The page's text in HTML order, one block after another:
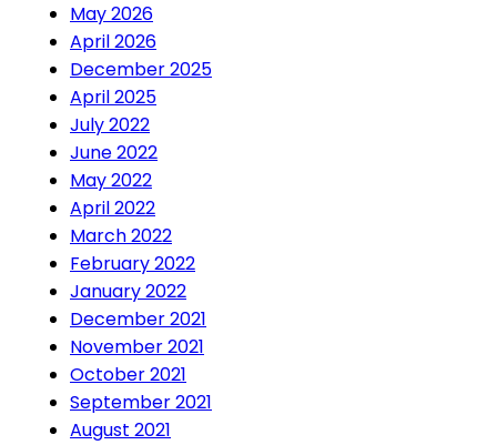
May 2026
April 2026
December 2025
April 2025
July 2022
June 2022
May 2022
April 2022
March 2022
February 2022
January 2022
December 2021
November 2021
October 2021
September 2021
August 2021